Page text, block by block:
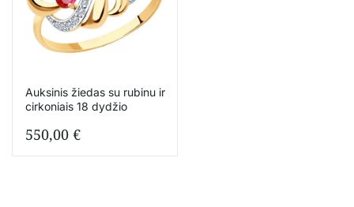
Auksinis žiedas su rubinu ir
cirkoniais 18 dydžio
550,00 €